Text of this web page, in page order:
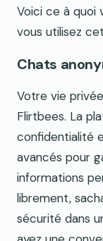
Voici ce à quoi
vous utilisez
Chats
Votre vie
Flirtbees. La
confidentialité
avancés pour
informations
librement,
sécurité dans